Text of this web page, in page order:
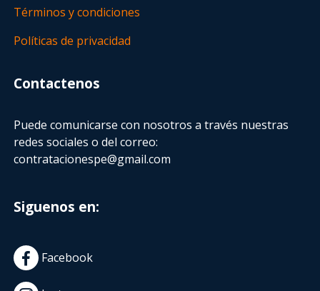
Términos y condiciones
Políticas de privacidad
Contactenos
Puede comunicarse con nosotros a través nuestras
redes sociales o del correo:
contratacionespe@gmail.com
Siguenos en:
Facebook